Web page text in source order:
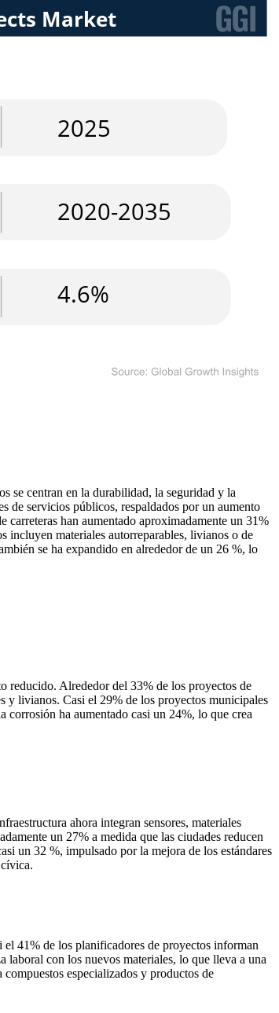
se centran en la durabilidad, la seguridad y la
de servicios públicos, respaldados por un aumento
carreteras han aumentado aproximadamente un 31%
incluyen materiales autorreparables, livianos o de
se ha expandido en alrededor de un 26 %, lo
reducido. Alrededor del 33% de los proyectos de
y livianos. Casi el 29% de los proyectos municipales
corrosión ha aumentado casi un 24%, lo que crea
ahora integran sensores, materiales
un 27% a medida que las ciudades reducen
un 32 %, impulsado por la mejora de los estándares
el 41% de los planificadores de proyectos informan
laboral con los nuevos materiales, lo que lleva a una
especializados y productos de